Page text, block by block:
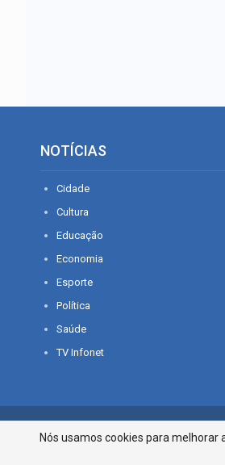
NOTÍCIAS
Cidade
Cultura
Educação
Economia
Esporte
Política
Saúde
TV Infonet
© 2026 - O que é notícia em Sergipe.
Nós usamos cookies para melhorar